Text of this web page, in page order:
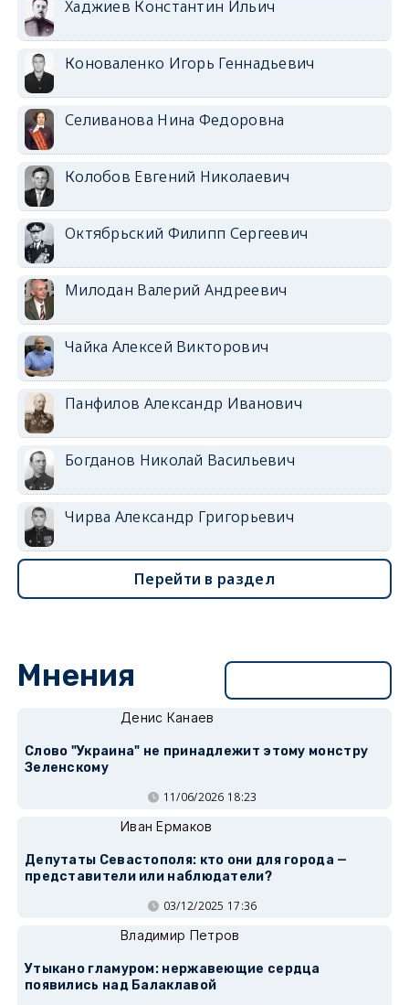
Хаджиев Константин Ильич
Коноваленко Игорь Геннадьевич
Селиванова Нина Федоровна
Колобов Евгений Николаевич
Октябрьский Филипп Сергеевич
Милодан Валерий Андреевич
Чайка Алексей Викторович
Панфилов Александр Иванович
Богданов Николай Васильевич
Чирва Александр Григорьевич
Перейти в раздел
Мнения
Денис Канаев
Слово "Украина" не принадлежит этому монстру
Зеленскому
11/06/2026 18:23
Иван Ермаков
Депутаты Севастополя: кто они для города —
представители или наблюдатели?
03/12/2025 17:36
Владимир Петров
Утыкано гламуром: нержавеющие сердца
появились над Балаклавой